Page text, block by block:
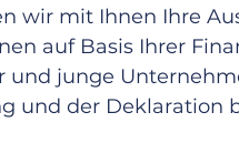
wir mit Ihnen Ihre
auf Basis Ihrer
und junge
und der Deklaration